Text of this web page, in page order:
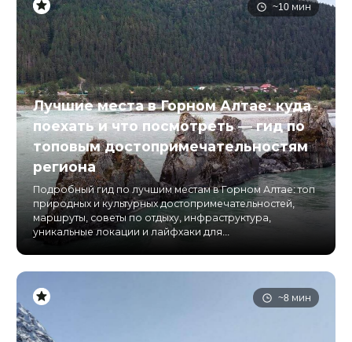
~10 мин
Лучшие места в Горном Алтае: куда
поехать и что посмотреть — гид по
топовым достопримечательностям
региона
Подробный гид по лучшим местам в Горном Алтае: топ
природных и культурных достопримечательностей,
маршруты, советы по отдыху, инфраструктура,
уникальные локации и лайфхаки для...
~8 мин